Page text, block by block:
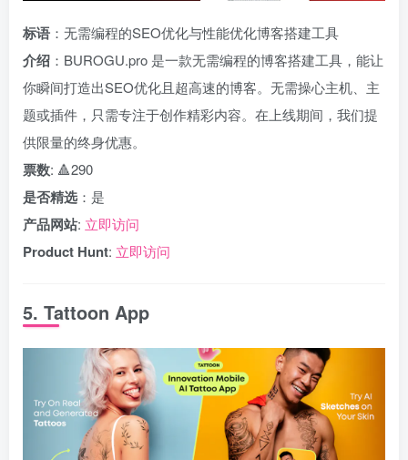
标语 ：无需编程的SEO优化与性能优化博客搭建工具
介绍 ：BUROGU.pro 是一款无需编程的博客搭建工具，能让
你瞬间打造出SEO优化且超高速的博客。无需操心主机、主
题或插件，只需专注于创作精彩内容。在上线期间，我们提
供限量的终身优惠。
票数: 🔺290
是否精选 ：是
产品网站: 立即访问
Product Hunt: 立即访问
5. Tattoon App